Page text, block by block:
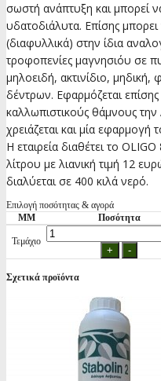
σωστή ανάπτυξη και μπορεί
υδατοδιάλυτα. Επίσης
(διαφυλλικά) στην ίδια
τροφοπενίες μαγνησιόυ σε
μηλοειδή, ακτινίδιο,
δέντρων. Εφαρμόζεται
καλλωπιστικούς θάμνους
χρειάζεται και μία
Η εταιρεία διαθέτει το
λίτρου με λιανική τιμή 12
διαλύεται σε 400 κιλά νερό.
Επιλογή ποσότητας & αγορά
ΜΜ
Ποσότητα
Τεμάχιο
Σχετικά προϊόντα